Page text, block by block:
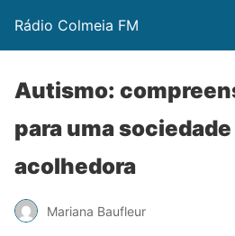
Rádio Colmeia FM
Autismo:
para uma
acolhedora
Mariana Baufleur